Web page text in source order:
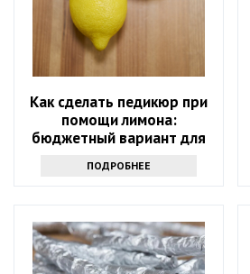
Как сделать педикюр при
помощи лимона:
бюджетный вариант для
ПОДРОБНЕЕ